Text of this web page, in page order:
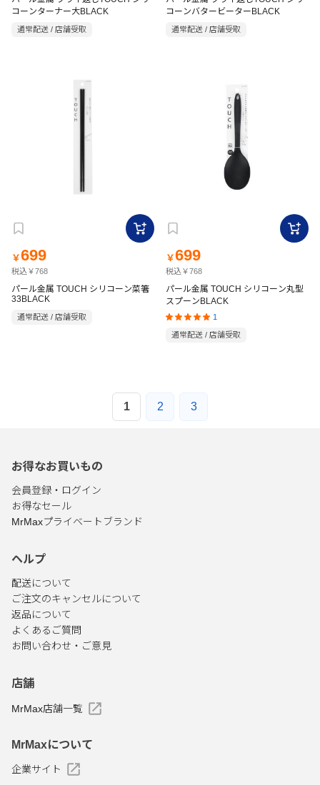
コーンターナー大BLACK
通常配送 / 店舗受取
コーンバタービーターBLACK
通常配送 / 店舗受取
￥699
税込￥768
パール金属 TOUCH シリコーン菜箸
33BLACK
通常配送 / 店舗受取
￥699
税込￥768
パール金属 TOUCH シリコーン丸型
スプーンBLACK
1
通常配送 / 店舗受取
1 2 3
お得なお買いもの
会員登録・ログイン
お得なセール
MrMaxプライベートブランド
ヘルプ
配送について
ご注文のキャンセルについて
返品について
よくあるご質問
お問い合わせ・ご意見
店舗
MrMax店舗一覧
MrMaxについて
企業サイト